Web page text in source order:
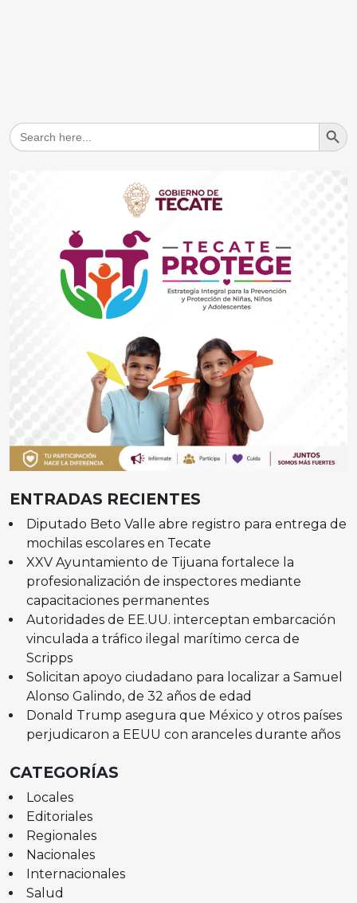
Search
for:
Search
ENTRADAS RECIENTES
Diputado Beto Valle abre registro para entrega de
mochilas escolares en Tecate
XXV Ayuntamiento de Tijuana fortalece la
profesionalización de inspectores mediante
capacitaciones permanentes
Autoridades de EE.UU. interceptan embarcación
vinculada a tráfico ilegal marítimo cerca de
Scripps
Solicitan apoyo ciudadano para localizar a Samuel
Alonso Galindo, de 32 años de edad
Donald Trump asegura que México y otros países
perjudicaron a EEUU con aranceles durante años
CATEGORÍAS
Locales
Editoriales
Regionales
Nacionales
Internacionales
Salud